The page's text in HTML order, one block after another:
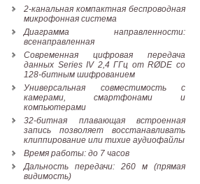
Наши
в
соцсетях:
2-канальная компактная беспроводная
микрофонная система
Диаграмма направленности:
всенаправленная
Современная цифровая передача
данных Series IV 2,4 ГГц от RØDE со
128-битным шифрованием
Универсальная совместимость с
камерами, смартфонами и
компьютерами
32-битная плавающая встроенная
запись позволяет восстанавливать
клиппирование или тихие аудиофайлы
Время работы: до 7 часов
Дальность передачи: 260 м (прямая
видимость)